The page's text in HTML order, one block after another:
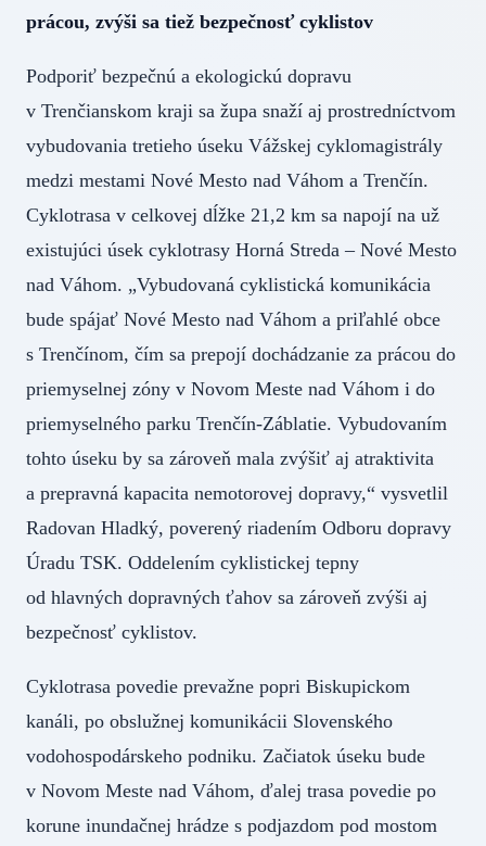
prácou, zvýši sa tiež bezpečnosť cyklistov
Podporiť bezpečnú a ekologickú dopravu
v Trenčianskom kraji sa župa snaží aj prostredníctvom
vybudovania tretieho úseku Vážskej cyklomagistrály
medzi mestami Nové Mesto nad Váhom a Trenčín.
Cyklotrasa v celkovej dĺžke 21,2 km sa napojí na už
existujúci úsek cyklotrasy Horná Streda – Nové Mesto
nad Váhom. „Vybudovaná cyklistická komunikácia
bude spájať Nové Mesto nad Váhom a priľahlé obce
s Trenčínom, čím sa prepojí dochádzanie za prácou do
priemyselnej zóny v Novom Meste nad Váhom i do
priemyselného parku Trenčín-Záblatie. Vybudovaním
tohto úseku by sa zároveň mala zvýšiť aj atraktivita
a prepravná kapacita nemotorovej dopravy,“ vysvetlil
Radovan Hladký, poverený riadením Odboru dopravy
Úradu TSK. Oddelením cyklistickej tepny
od hlavných dopravných ťahov sa zároveň zvýši aj
bezpečnosť cyklistov.
Cyklotrasa povedie prevažne popri Biskupickom
kanáli, po obslužnej komunikácii Slovenského
vodohospodárskeho podniku. Začiatok úseku bude
v Novom Meste nad Váhom, ďalej trasa povedie po
korune inundačnej hrádze s podjazdom pod mostom